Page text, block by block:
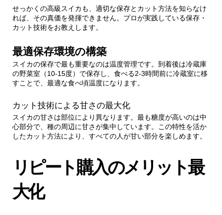
せっかくの高級スイカも、適切な保存とカット方法を知らなけ
れば、その真価を発揮できません。プロが実践している保存・
カット技術をお教えします。
最適保存環境の構築
スイカの保存で最も重要なのは温度管理です。到着後は冷蔵庫
の野菜室（10-15度）で保存し、食べる2-3時間前に冷蔵室に移
すことで、最適な食べ頃温度になります。
カット技術による甘さの最大化
スイカの甘さは部位により異なります。最も糖度が高いのは中
心部分で、種の周辺に甘さが集中しています。この特性を活か
したカット方法により、すべての人が甘い部分を楽しめます。
リピート購入のメリット最
大化